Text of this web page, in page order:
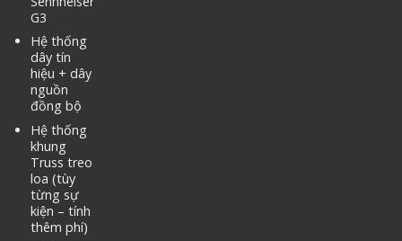
G3
Hệ thống
dây tín
hiệu + dây
nguồn
đồng bộ
Hệ thống
khung
Truss treo
loa (tùy
từng sự
kiện – tính
thêm phí)